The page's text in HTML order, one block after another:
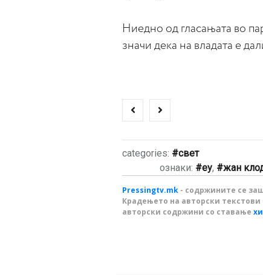
Ниедно од гласањата во
значи дека на владата е
categories:
свет
ознаки:
еу, жан
Pressingtv.mk - содржините се
Крадењето на авторски
авторски содржини со ставање